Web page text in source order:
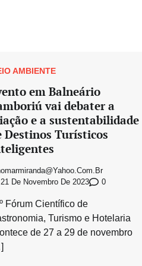
AMBIENTE
em Balneário
vai debater a
e a sustentabilidade
Destinos Turísticos
21 De Novembro De 2023
0
Fórum Científico de
Turismo e Hotelaria
de 27 a 29 de novembro